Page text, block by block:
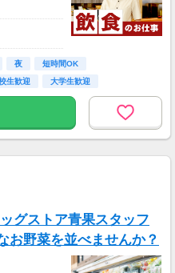
夜
短時間OK
生歓迎 大学生歓迎
グストア青果スタッフ
お野菜を並べませんか？